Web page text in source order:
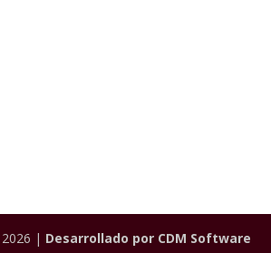
| Desarrollado por CDM Software